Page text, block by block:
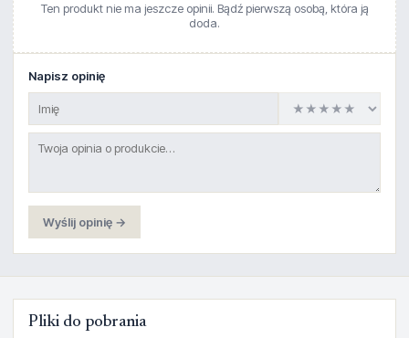
Ten produkt nie ma jeszcze opinii. Bądź pierwszą osobą, która ją
doda.
Napisz opinię
Wyślij opinię →
Pliki do pobrania